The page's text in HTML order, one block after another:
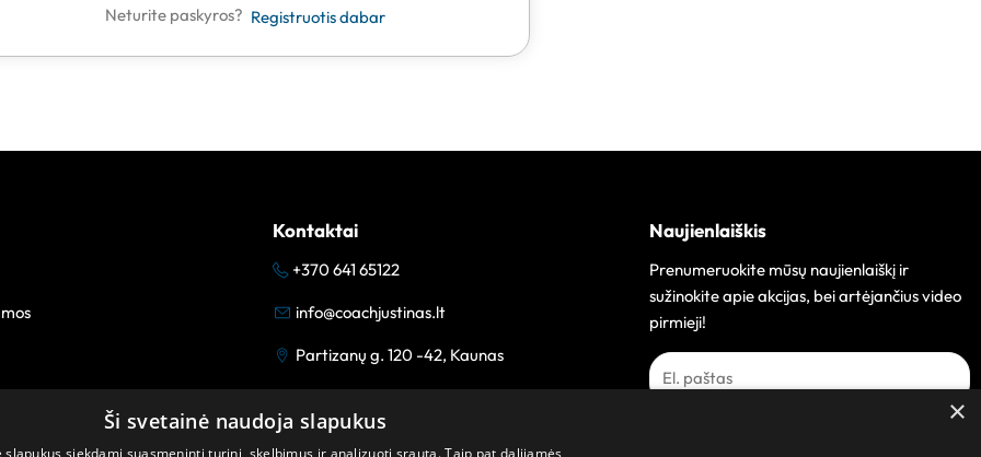
Neturite paskyros? Registruotis dabar
Kontaktai
+370 641 65122
info@coachjustinas.lt
Partizanų g. 120 -42, Kaunas
Naujienlaiškis
Prenumeruokite mūsų naujienlaiškį ir
sužinokite apie akcijas, bei artėjančius video
pirmieji!
×
Ši svetainė naudoja slapukus
slapukus siekdami suasmeninti turinį, skelbimus ir analizuoti srautą. Taip pat dalijamės